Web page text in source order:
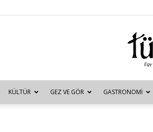
KÜLTÜR GEZ VE GÖR GASTRONOMI